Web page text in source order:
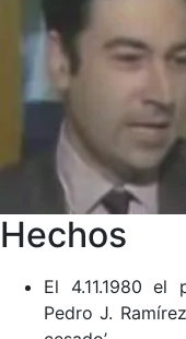
Hechos
El 4.11.1980 el
Pedro J.